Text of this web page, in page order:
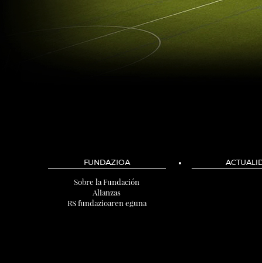
FUNDAZIOA
Sobre la Fundación
Alianzas
RS fundazioaren eguna